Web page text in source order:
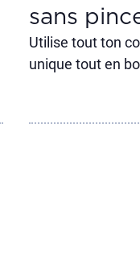
sans
Utilise tout ton
unique tout en